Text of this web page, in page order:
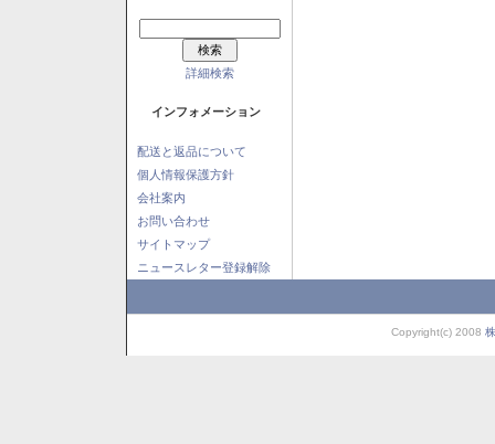
詳細検索
インフォメーション
配送と返品について
個人情報保護方針
会社案内
お問い合わせ
サイトマップ
ニュースレター登録解除
Copyright(c) 2008